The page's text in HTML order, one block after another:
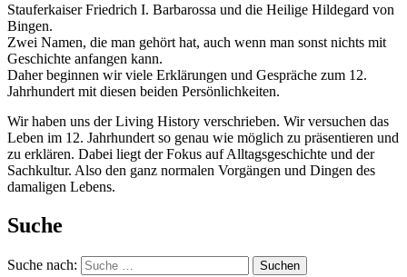
Stauferkaiser Friedrich I. Barbarossa und die Heilige Hildegard von
Bingen.
Zwei Namen, die man gehört hat, auch wenn man sonst nichts mit
Geschichte anfangen kann.
Daher beginnen wir viele Erklärungen und Gespräche zum 12.
Jahrhundert mit diesen beiden Persönlichkeiten.
Wir haben uns der Living History verschrieben. Wir versuchen das
Leben im 12. Jahrhundert so genau wie möglich zu präsentieren und
zu erklären. Dabei liegt der Fokus auf Alltagsgeschichte und der
Sachkultur. Also den ganz normalen Vorgängen und Dingen des
damaligen Lebens.
Suche
Suche nach: Suchen